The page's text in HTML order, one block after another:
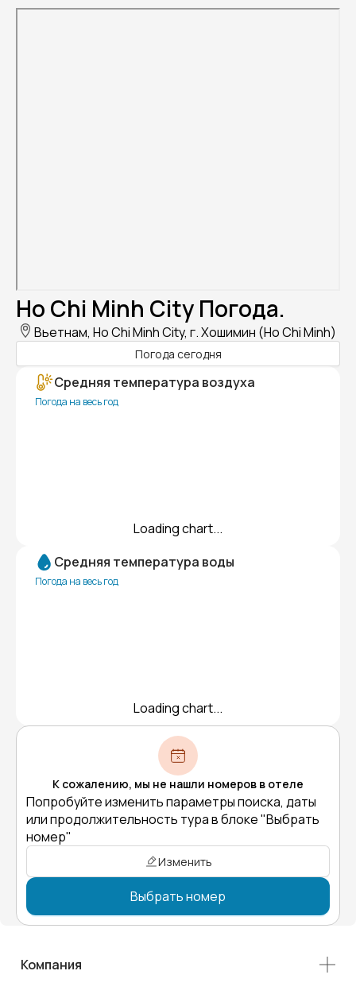
Ho Chi Minh City Погода.
Вьетнам, Ho Chi Minh City, г. Хошимин (Ho Chi Minh)
Погода сегодня
Средняя температура воздуха
Погода на весь год
Loading chart...
Средняя температура воды
Погода на весь год
Loading chart...
К сожалению, мы не нашли номеров в отеле
Попробуйте изменить параметры поиска, даты
или продолжительность тура в блоке "Выбрать
номер"
Изменить
Выбрать номер
Компания